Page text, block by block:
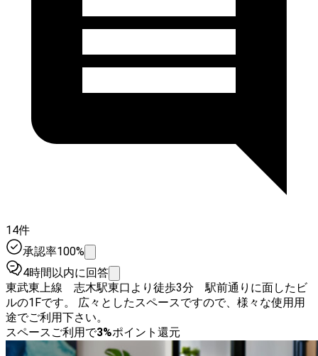
14件
承認率100%
4時間以内に回答
東武東上線 志木駅東口より徒歩3分 駅前通りに面したビ
ルの1Fです。 広々としたスペースですので、様々な使用用
途でご利用下さい。
スペースご利用で3%ポイント還元